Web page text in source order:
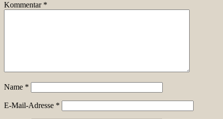
Kommentar *
Name *
E-Mail-Adresse *